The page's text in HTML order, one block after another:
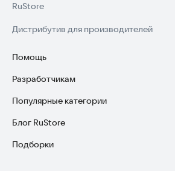
RuStore
Дистрибутив для производителей
Помощь
Установка RuStore на TV
Установка RuStore на телефон
Установка RuStore в машину
Помощь пользователям RuStore
Разработчикам
Зарабатывать с RuStore
Стать разработчиком
Доступ к RuStore Консоль
Популярные категории
Игры для Android
Приложения банков
Блог RuStore
Обзоры игр для Android 2025
Подборки